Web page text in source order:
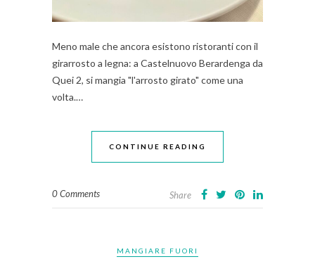
Meno male che ancora esistono ristoranti con il
girarrosto a legna: a Castelnuovo Berardenga da
Quei 2, si mangia "l'arrosto girato" come una
volta.…
CONTINUE READING
0 Comments Share
MANGIARE FUORI